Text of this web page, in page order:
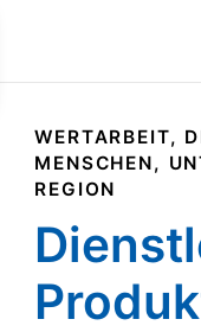
WERTARBEIT,
MENSCHEN,
REGION